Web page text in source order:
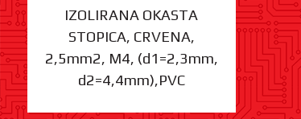
IZOLIRANA OKASTA
STOPICA, CRVENA,
2,5mm2, M4, (d1=2,3mm,
d2=4,4mm),PVC